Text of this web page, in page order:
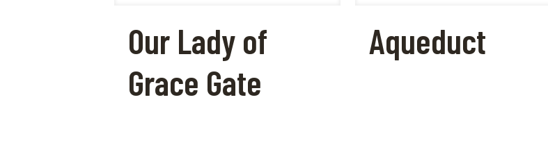
Our Lady of
Grace Gate
Aqueduct